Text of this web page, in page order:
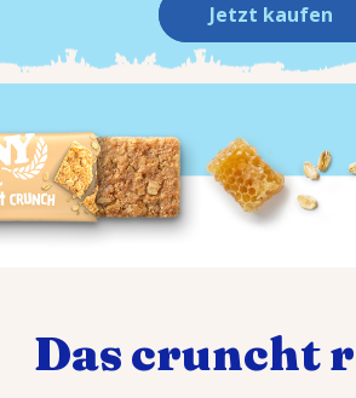
Jetzt kaufen
Das cruncht